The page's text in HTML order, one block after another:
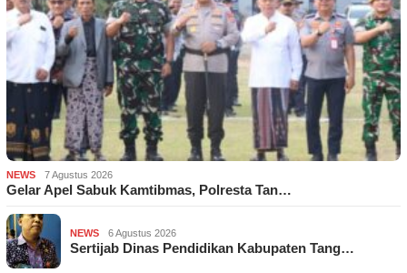
NEWS 7 Agustus 2026
Gelar Apel Sabuk Kamtibmas, Polresta Tan…
NEWS 6 Agustus 2026
Sertijab Dinas Pendidikan Kabupaten Tang…